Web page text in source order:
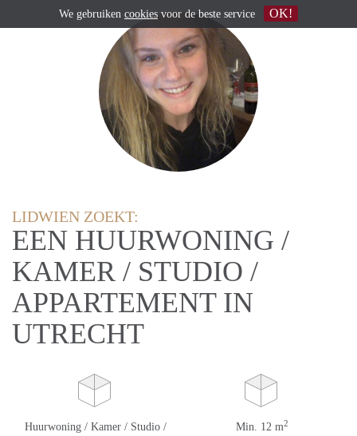
LIDWIEN ZOEKT:
EEN HUURWONING /
KAMER / STUDIO /
APPARTEMENT IN
UTRECHT
Huurwoning / Kamer / Studio /
Min. 12 m2
We gebruiken cookies voor de beste service OK!